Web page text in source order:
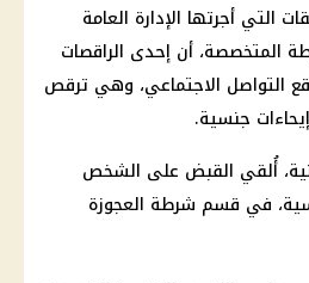
التي أجرتها الإدارة العامة
المتخصصة، أن إحدى الراقصات
التواصل الاجتماعي، وهي ترقص
جنسية.
، أُلقي القبض على الشخص
في قسم شرطة العجوزة